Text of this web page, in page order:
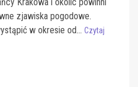
zjawiska pogodowe.
w okresie od... Czytaj